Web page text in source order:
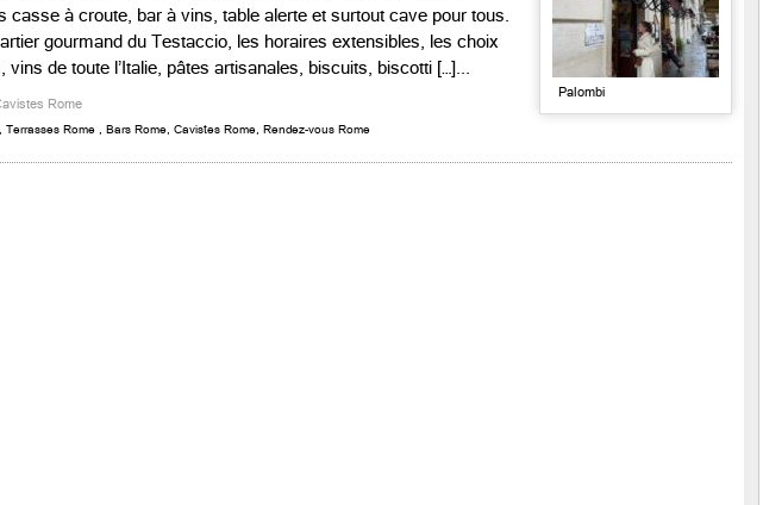
casse à croute, bar à vins, table alerte et surtout cave pour tous.
gourmand du Testaccio, les horaires extensibles, les choix
de toute l’Italie, pâtes artisanales, biscuits, biscotti […]...
Rome
Terrasses Rome Bars Rome Cavistes Rome Rendez-vous Rome
Palombi